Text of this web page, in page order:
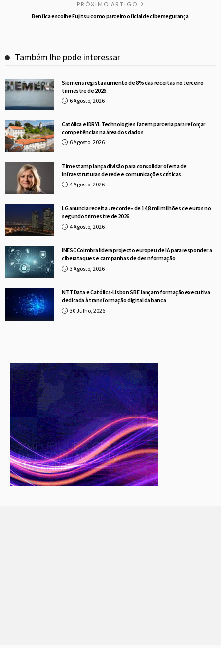
PRÓXIMO ARTIGO
Benfica escolhe Fujitsu como parceiro oficial de cibersegurança
Também lhe pode interessar
Siemens regista aumento de 8% das receitas no terceiro
trimestre de 2026
6 Agosto, 2026
Católica e IDRYL Technologies fazem parceria para reforçar
competências na área dos dados
6 Agosto, 2026
Timestamp lança divisão para consolidar oferta de
infraestruturas de rede e comunicações críticas
4 Agosto, 2026
LG anuncia receita «recorde» de 14,8 mil milhões de euros no
segundo trimestre de 2026
4 Agosto, 2026
INESC Coimbra lidera projecto europeu de IA para responder a
ciberataques e campanhas de desinformação
3 Agosto, 2026
NTT Data e Católica-Lisbon SBE lançam formação executiva
dedicada à transformação digital da banca
30 Julho, 2026